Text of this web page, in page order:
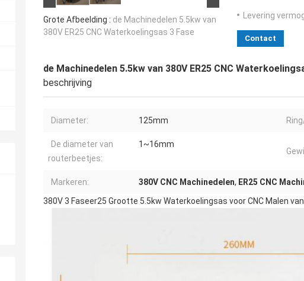
Grote Afbeelding : de Machinedelen 5.5kw van
380V ER25 CNC Waterkoelingsas 3 Fase
Levering
Contact
de Machinedelen 5.5kw van 380V ER25 CNC
beschrijving
Diameter: 125mm
De diameter van
routerbeetjes:
1~16mm
Markeren: 380V CNC Machinedelen, ER25 CNC
380V 3 Faseer25 Grootte 5.5kw Waterkoelingsas voor CNC Malen